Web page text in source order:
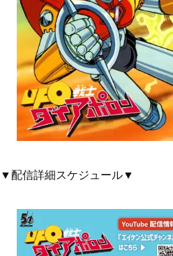
▼配信詳細スケジュール▼